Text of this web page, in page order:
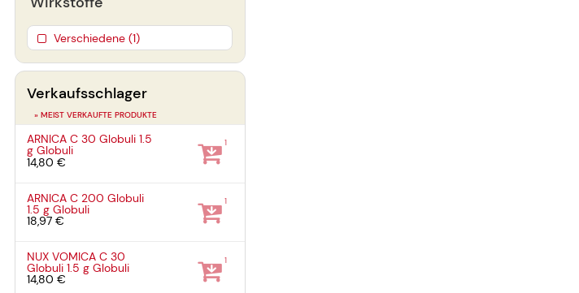
Verschiedene (1)
Verkaufsschlager
» MEIST VERKAUFTE PRODUKTE
ARNICA C 30 Globuli1.5
gGlobuli
14,80 €
1
ARNICA C 200 Globuli
1.5 gGlobuli
18,97 €
1
NUX VOMICA C 30
Globuli1.5 gGlobuli
14,80 €
1